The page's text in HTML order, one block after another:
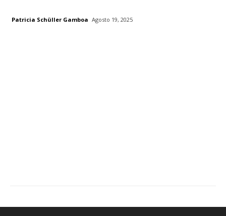
Patricia Schüller Gamboa Agosto 19, 2025